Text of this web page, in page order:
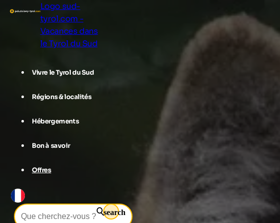
Logo sud-
tyrol.com -
Vacances dans
le Tyrol du Sud
Vivre le Tyrol du Sud
Régions & localités
Hébergements
Bon à savoir
Offres
search